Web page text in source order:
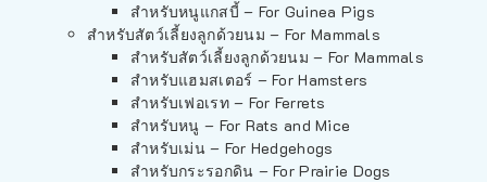
สำหรับหนูแกสบี้ – For Guinea Pigs
สำหรับสัตว์เลี้ยงลูกด้วยนม – For Mammals
สำหรับสัตว์เลี้ยงลูกด้วยนม – For Mammals
สำหรับแฮมสเตอร์ – For Hamsters
สำหรับเฟอเรท – For Ferrets
สำหรับหนู – For Rats and Mice
สำหรับเม่น – For Hedgehogs
สำหรับกระรอกดิน – For Prairie Dogs